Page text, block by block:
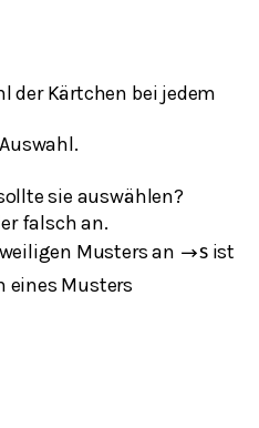
der Kärtchen bei jedem
sie auswählen?
falsch an.
Musters an →sist
eines Musters